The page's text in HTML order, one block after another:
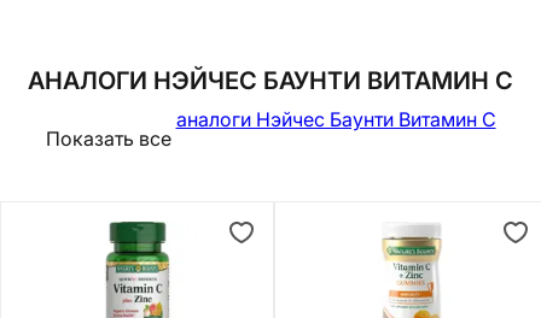
АНАЛОГИ НЭЙЧЕС БАУНТИ ВИТАМИН С
Показать все
аналоги Нэйчес Баунти Витамин С